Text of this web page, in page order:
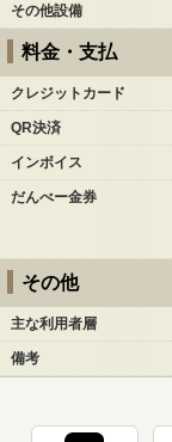
その他設備
料金・支払
クレジットカード
QR決済
インボイス
だんべー金券
その他
主な利用者層
備考